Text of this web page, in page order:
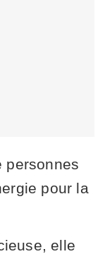
personnes
pour la
elle